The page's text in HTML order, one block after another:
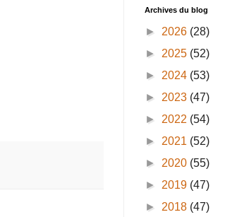
Archives du blog
► 2026 (28)
► 2025 (52)
► 2024 (53)
► 2023 (47)
► 2022 (54)
► 2021 (52)
► 2020 (55)
► 2019 (47)
► 2018 (47)